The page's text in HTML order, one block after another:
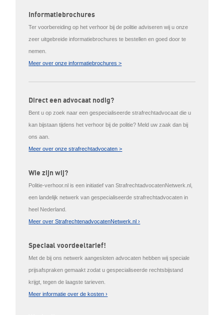
Informatiebrochures
Ter voorbereiding op het verhoor bij de politie adviseren wij u onze
zeer uitgebreide informatiebrochures te bestellen en goed door te
nemen.
Meer over onze informatiebrochures >
Direct een advocaat nodig?
Bent u op zoek naar een gespecialiseerde strafrechtadvocaat die u
kan bijstaan tijdens het verhoor bij de politie? Meld uw zaak dan bij
ons aan.
Meer over onze strafrechtadvocaten >
Wie zijn wij?
Politie-verhoor.nl is een initiatief van StrafrechtadvocatenNetwerk.nl,
een landelijk netwerk van gespecialiseerde strafrechtadvocaten in
heel Nederland.
Meer over StrafrechtenadvocatenNetwerk.nl ›
Speciaal voordeeltarief!
Met de bij ons netwerk aangesloten advocaten hebben wij speciale
prijsafspraken gemaakt zodat u gespecialiseerde rechtsbijstand
krijgt, tegen de laagste tarieven.
Meer informatie over de kosten ›